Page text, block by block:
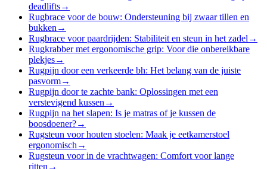
deadlifts→
Rugbrace voor de bouw: Ondersteuning bij zwaar tillen en
bukken →
Rugbrace voor paardrijden: Stabiliteit en steun in het zadel →
Rugkrabber met ergonomische grip: Voor die onbereikbare
plekjes→
Rugpijn door een verkeerde bh: Het belang van de juiste
pasvorm→
Rugpijn door te zachte bank: Oplossingen met een
verstevigend kussen →
Rugpijn na het slapen: Is je matras of je kussen de
boosdoener?→
Rugsteun voor houten stoelen: Maak je eetkamerstoel
ergonomisch →
Rugsteun voor in de vrachtwagen: Comfort voor lange
ritten →